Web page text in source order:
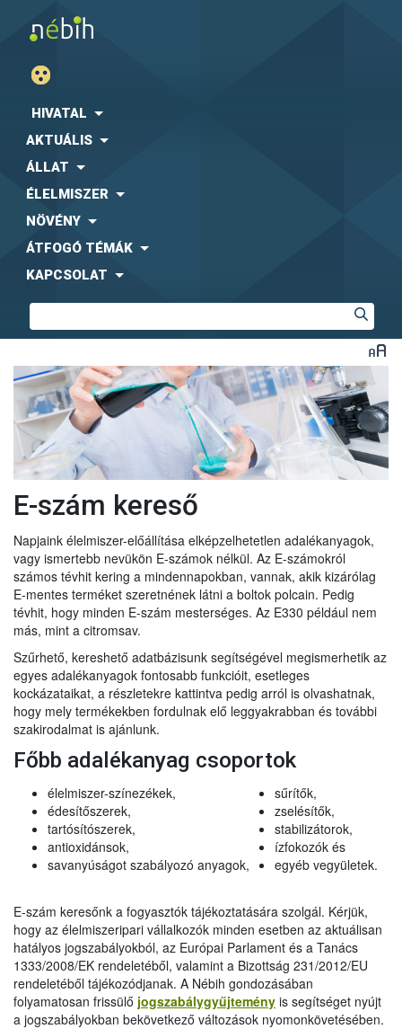
HIVATAL
AKTUÁLIS
ÁLLAT
ÉLELMISZER
NÖVÉNY
ÁTFOGÓ TÉMÁK
KAPCSOLAT
E-szám kereső
Napjaink élelmiszer-előállítása elképzelhetetlen adalékanyagok,
vagy ismertebb nevükön E-számok nélkül. Az E-számokról
számos tévhit kering a mindennapokban, vannak, akik kizárólag
E-mentes terméket szeretnének látni a boltok polcain. Pedig
tévhit, hogy minden E-szám mesterséges. Az E330 például nem
más, mint a citromsav.
Szűrhető, kereshető adatbázisunk segítségével megismerhetik az
egyes adalékanyagok fontosabb funkcióit, esetleges
kockázataikat, a részletekre kattintva pedig arról is olvashatnak,
hogy mely termékekben fordulnak elő leggyakrabban és további
szakirodalmat is ajánlunk.
Főbb adalékanyag csoportok
élelmiszer-színezékek,
édesítőszerek,
tartósítószerek,
antioxidánsok,
savanyúságot szabályozó anyagok,
sűrítők,
zselésítők,
stabilizátorok,
ízfokozók és
egyéb vegyületek.
E-szám keresőnk a fogyasztók tájékoztatására szolgál. Kérjük,
hogy az élelmiszeripari vállalkozók minden esetben az aktuálisan
hatályos jogszabályokból, az Európai Parlament és a Tanács
1333/2008/EK rendeletéből, valamint a Bizottság 231/2012/EU
rendeletéből tájékozódjanak. A Nébih gondozásában
folyamatosan frissülő jogszabálygyűjtemény is segítséget nyújt
a jogszabályokban bekövetkező változások nyomonkövetésében.